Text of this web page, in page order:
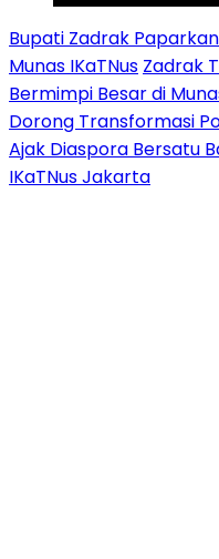
Bupati Zadrak
Munas IKaTNus Zadrak
Bermimpi Besar di
Dorong Transformasi
Ajak Diaspora Bersatu
IKaTNus Jakarta